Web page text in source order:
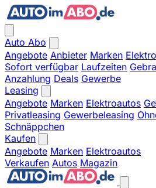
Auto Abo
Angebote Anbieter Marken
Sofort verfügbar Laufzeiten
Anzahlung Deals Gewerbe
Leasing
Angebote Marken Elektroautos
Privatleasing Gewerbeleasing
Schnäppchen
Kaufen
Angebote Marken Elektroautos
Verkaufen Autos Magazin